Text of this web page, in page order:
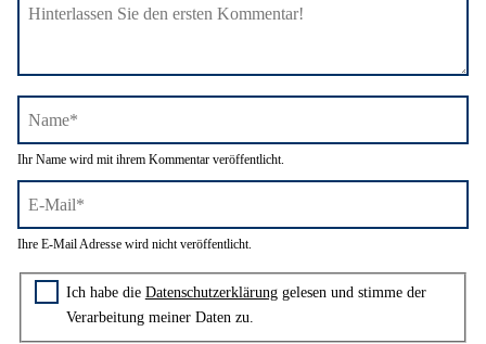
Name*
Ihr Name wird mit ihrem Kommentar veröffentlicht.
E-
Mail*
Ihre E-Mail Adresse wird nicht veröffentlicht.
Zustimmung zur Datenschutzerklärung
Ich habe die Datenschutzerklärunggelesen und stimme der
Verarbeitung meiner Daten zu.